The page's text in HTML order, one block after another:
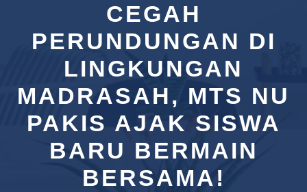
CEGAH
PERUNDUNGAN DI
LINGKUNGAN
MADRASAH, MTS NU
PAKIS AJAK SISWA
BARU BERMAIN
BERSAMA!